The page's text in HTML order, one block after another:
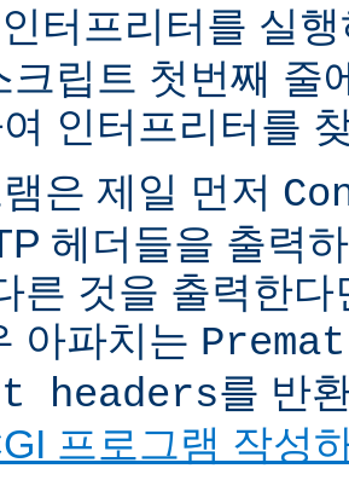
인터프리터를 실
크립트 첫번째 줄
인터프리터를
은 제일 먼저
헤더들을 출력
른 것을 출력한
아파치는
headers를 반
프로그램 작성